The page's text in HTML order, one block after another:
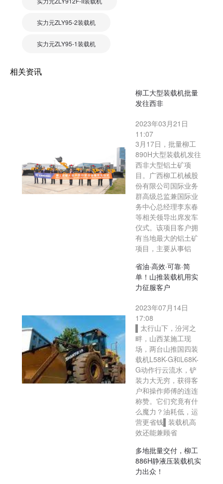
实力元ZLY95-2装载机
实力元ZLY95-1装载机
相关资讯
柳工大型装载机批量
发往西非
2023年03月21日
11:07
3月17日，批量柳工
890H大型装载机发往
西非大型铝土矿项
目。广西柳工机械股
份有限公司国际业务
群高级总监兼国际业
务中心总经理李东春
等相关领导出席发车
仪式。该项目客户拥
有当地最大的铝土矿
项目，主要从事铝
省油·高效·可靠·简
单！山推装载机用实
力征服客户
2023年07月14日
17:08
▌太行山下，汾河之
畔，山西某施工现
场，两台山推国四装
载机L58K-G和L68K-
G动作行云流水，铲
装力大无穷，获得客
户和操作师傅的连连
称赞。它们究竟有什
么魔力？油耗低，运
营更省钱▌装载机高
效还能兼顾省
多地批量交付，柳工
886H静液压装载机实
力出众！